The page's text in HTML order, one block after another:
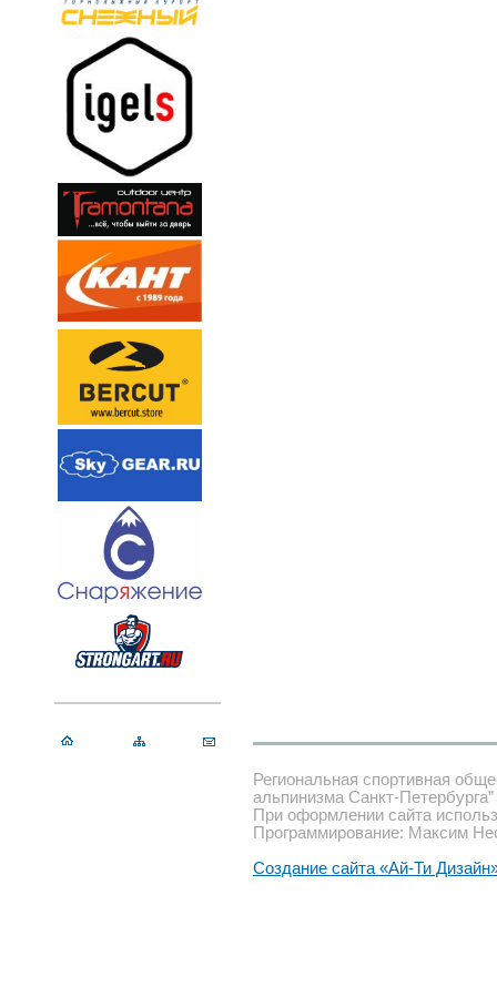
Региональная спортивная
альпинизма Санкт-Петербурга”
При оформлении сайта
Программирование: Максим
Создание сайта «Ай-Ти